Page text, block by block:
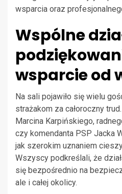
wsparcia oraz
Wspólne
wsparcie od
Na sali pojawiło się wielu
strażakom za całoroczny
Marcina Karpińskiego,
czy komendanta PSP Jacka
jak szerokim uznaniem
Wszyscy podkreślali, że
się bezpośrednio na
ale i całej okolicy.